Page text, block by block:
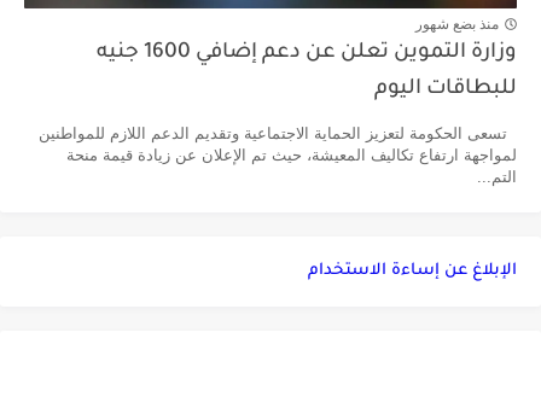
منذ بضع شهور
وزارة التموين تعلن عن دعم إضافي 1600 جنيه
للبطاقات اليوم
تسعى الحكومة لتعزيز الحماية الاجتماعية وتقديم الدعم اللازم للمواطنين
لمواجهة ارتفاع تكاليف المعيشة، حيث تم الإعلان عن زيادة قيمة منحة
التم...
الإبلاغ عن إساءة الاستخدام